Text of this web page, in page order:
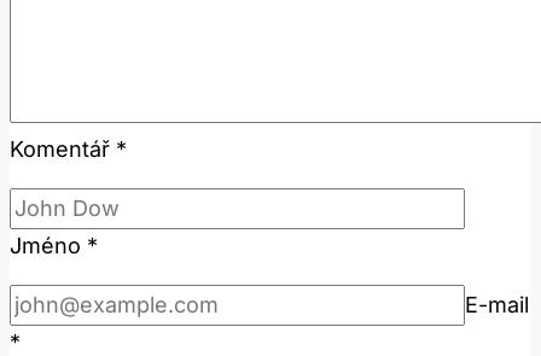
Komentář *
Jméno *
E-mail
*